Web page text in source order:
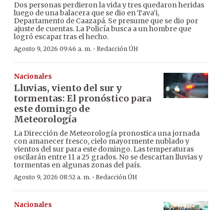
Dos personas perdieron la vida y tres quedaron heridas
luego de una balacera que se dio en Tava’i,
Departamento de Caazapá. Se presume que se dio por
ajuste de cuentas. La Policía busca a un hombre que
logró escapar tras el hecho.
Agosto 9, 2026 09:46 a. m. · Redacción ÚH
Nacionales
Lluvias, viento del sur y
tormentas: El pronóstico para
este domingo de
Meteorología
La Dirección de Meteorología pronostica una jornada
con amanecer fresco, cielo mayormente nublado y
vientos del sur para este domingo. Las temperaturas
oscilarán entre 11 a 25 grados. No se descartan lluvias y
tormentas en algunas zonas del país.
Agosto 9, 2026 08:52 a. m. · Redacción ÚH
Nacionales